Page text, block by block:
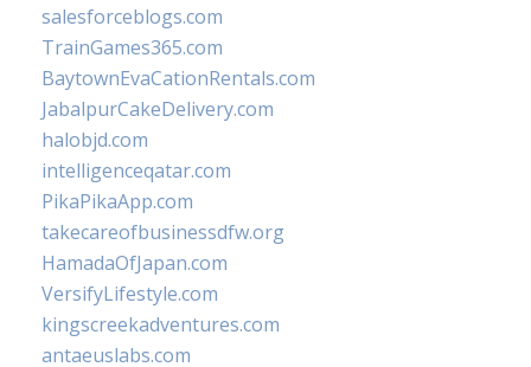
salesforceblogs.com
TrainGames365.com
BaytownEvaCationRentals.com
JabalpurCakeDelivery.com
halobjd.com
intelligenceqatar.com
PikaPikaApp.com
takecareofbusinessdfw.org
HamadaOfJapan.com
VersifyLifestyle.com
kingscreekadventures.com
antaeuslabs.com